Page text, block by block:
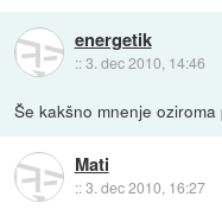
energetik
::3. dec 2010, 14:46
Še kakšno mnenje
Mati
::3. dec 2010, 16:27